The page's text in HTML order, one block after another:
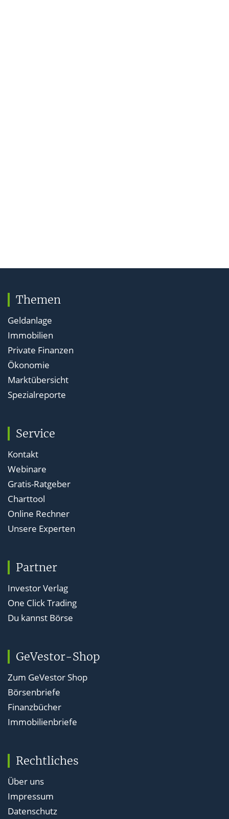
Themen
Geldanlage
Immobilien
Private Finanzen
Ökonomie
Marktübersicht
Spezialreporte
Service
Kontakt
Webinare
Gratis-Ratgeber
Charttool
Online Rechner
Unsere Experten
Partner
Investor Verlag
One Click Trading
Du kannst Börse
GeVestor-Shop
Zum GeVestor Shop
Börsenbriefe
Finanzbücher
Immobilienbriefe
Rechtliches
Über uns
Impressum
Datenschutz